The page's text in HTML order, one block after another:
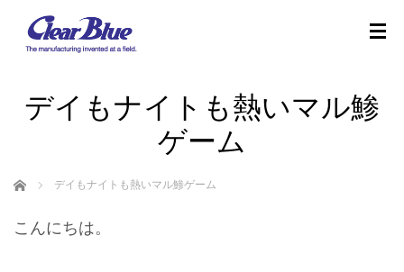
デイもナイトも熱いマル鯵
ゲーム
ホーム デイもナイトも熱いマル鯵ゲーム
こんにちは。